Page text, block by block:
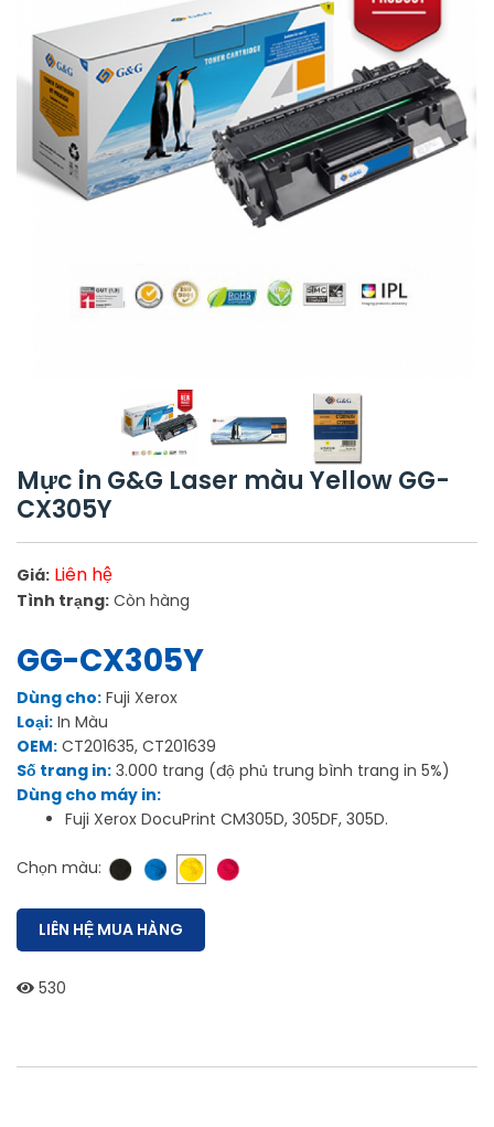
Mực in G&G Laser màu Yellow GG-
CX305Y
Giá: Liên hệ
Tình trạng: Còn hàng
GG-CX305Y
Dùng cho: Fuji Xerox
Loại: In Màu
OEM: CT201635, CT201639
Số trang in: 3.000 trang (độ phủ trung bình trang in 5%)
Dùng cho máy in:
Fuji Xerox DocuPrint CM305D, 305DF, 305D.
Chọn màu:
LIÊN HỆ MUA HÀNG
530